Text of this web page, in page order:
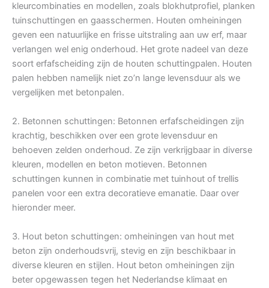
kleurcombinaties en modellen, zoals blokhutprofiel, planken
tuinschuttingen en gaasschermen. Houten omheiningen
geven een natuurlijke en frisse uitstraling aan uw erf, maar
verlangen wel enig onderhoud. Het grote nadeel van deze
soort erfafscheiding zijn de houten schuttingpalen. Houten
palen hebben namelijk niet zo’n lange levensduur als we
vergelijken met betonpalen.
2. Betonnen schuttingen: Betonnen erfafscheidingen zijn
krachtig, beschikken over een grote levensduur en
behoeven zelden onderhoud. Ze zijn verkrijgbaar in diverse
kleuren, modellen en beton motieven. Betonnen
schuttingen kunnen in combinatie met tuinhout of trellis
panelen voor een extra decoratieve emanatie. Daar over
hieronder meer.
3. Hout beton schuttingen: omheiningen van hout met
beton zijn onderhoudsvrij, stevig en zijn beschikbaar in
diverse kleuren en stijlen. Hout beton omheiningen zijn
beter opgewassen tegen het Nederlandse klimaat en